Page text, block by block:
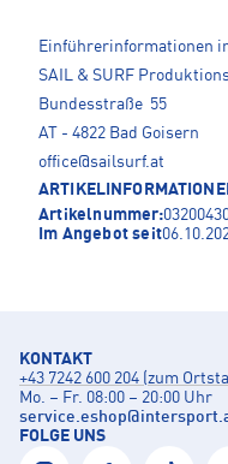
Einführerinformationen
SAIL & SURF
Bundesstraße 55
AT - 4822 Bad Goisern
office@sailsurf.at
Artikelnummer:
Im Angebot seit
KONTAKT
+43 7242 600 204 (zum
Mo. – Fr. 08:00 – 20:00 Uhr
service.eshop@
FOLGE UNS